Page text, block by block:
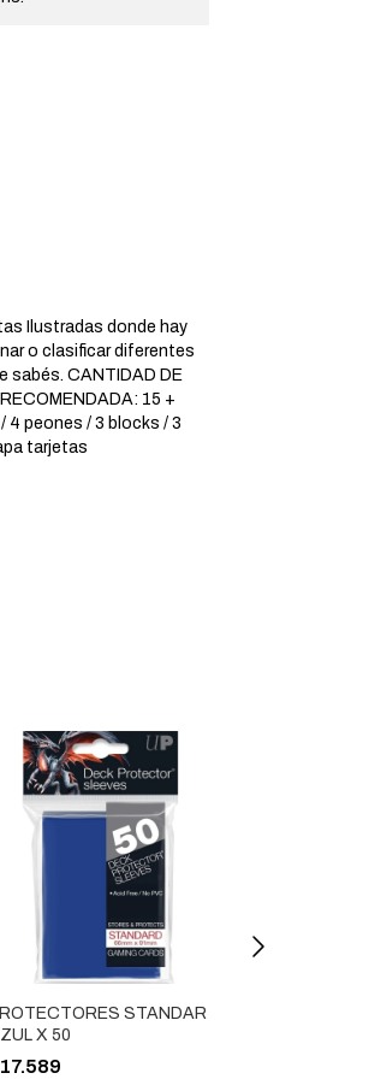
Ilustradas donde hay
o clasificar diferentes
sabés. CANTIDAD DE
15 +
4 peones / 3 blocks / 3
tarjetas
STANDAR
X 50